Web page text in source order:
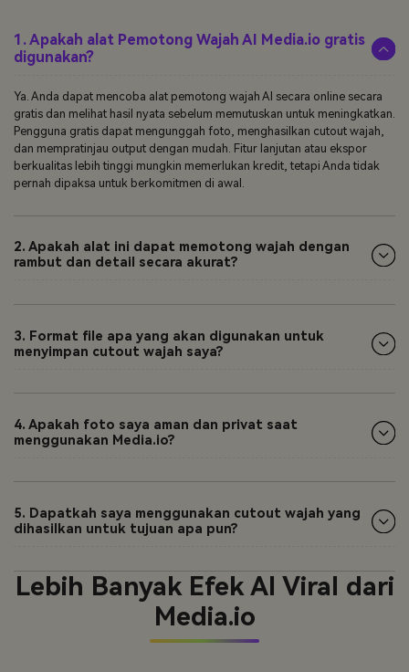
1. Apakah alat Pemotong Wajah AI Media.io gratis
digunakan?
Ya. Anda dapat mencoba alat pemotong wajah AI secara online secara
gratis dan melihat hasil nyata sebelum memutuskan untuk meningkatkan.
Pengguna gratis dapat mengunggah foto, menghasilkan cutout wajah,
dan mempratinjau output dengan mudah. Fitur lanjutan atau ekspor
berkualitas lebih tinggi mungkin memerlukan kredit, tetapi Anda tidak
pernah dipaksa untuk berkomitmen di awal.
2. Apakah alat ini dapat memotong wajah dengan
rambut dan detail secara akurat?
3. Format file apa yang akan digunakan untuk
menyimpan cutout wajah saya?
4. Apakah foto saya aman dan privat saat
menggunakan Media.io?
5. Dapatkah saya menggunakan cutout wajah yang
dihasilkan untuk tujuan apa pun?
Lebih Banyak Efek AI Viral dari
Media.io